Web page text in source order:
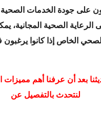
على جودة الخدمات الصحية
الرعاية الصحية المجانية،
الخاص إذا كانوا
بعد أن عرفنا أهم مميزات
لنتحدث بالتفصيل عن